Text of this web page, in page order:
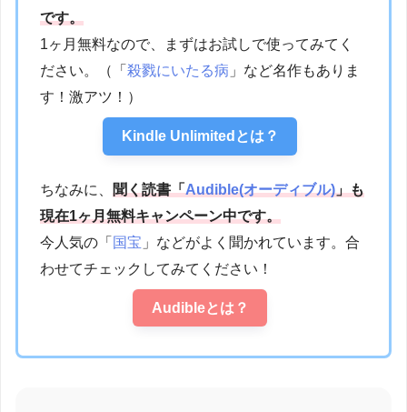
です。
1ヶ月無料なので、まずはお試しで使ってみてく
ださい。（「 殺戮にいたる病 」など名作もありま
す！激アツ！）
Kindle Unlimitedとは？
ちなみに、 聞く読書「Audible(オーディブル)」も
現在1ヶ月無料キャンペーン中です。
今人気の「 国宝 」などがよく聞かれています。合
わせてチェックしてみてください！
Audibleとは？